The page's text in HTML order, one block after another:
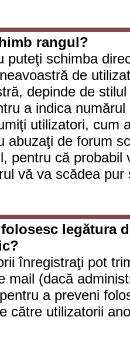
rangul?
puteţi schimba
de
depinde de
a indica
utilizatori, cum
abuzaţi de forum
pentru că
vă va scădea
legătura
înregistraţi pot
mail (dacă
a preveni
către utilizatorii